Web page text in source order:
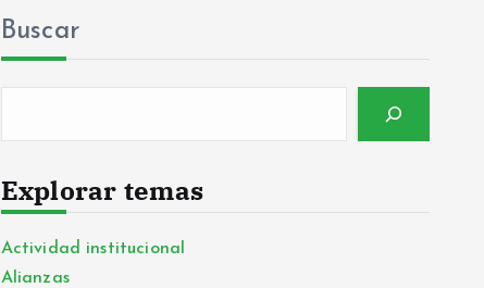
Buscar
Explorar temas
Actividad institucional
Alianzas